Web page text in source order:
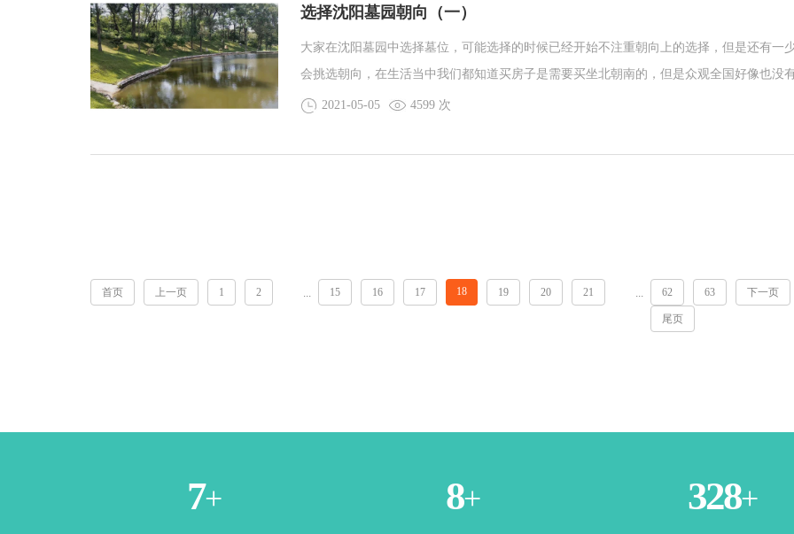
选择沈阳墓园朝向（一）
大家在沈阳墓园中选择墓位，可能选择的时候已经开始不注重朝向上的选择，但是还有一
会挑选朝向，在生活当中我们都知道买房子是需要买坐北朝南的，但是众观全国好像也没
地方不是坐北朝南的房子，所以也就没有挑选的必要了，剩下的挑选的便是格局，造房子的
2021-05-05 4599 次
首页 上一页 1 2 ... 15 16 17 18 19 20 21 ... 62 63 下一页
尾页
1+ 3+ 365+